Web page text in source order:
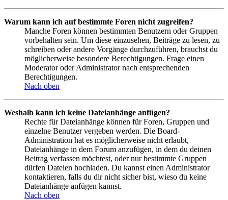
Warum kann ich auf bestimmte Foren nicht zugreifen?
Manche Foren können bestimmten Benutzern oder Gruppen
vorbehalten sein. Um diese einzusehen, Beiträge zu lesen, zu
schreiben oder andere Vorgänge durchzuführen, brauchst du
möglicherweise besondere Berechtigungen. Frage einen
Moderator oder Administrator nach entsprechenden
Berechtigungen.
Nach oben
Weshalb kann ich keine Dateianhänge anfügen?
Rechte für Dateianhänge können für Foren, Gruppen und
einzelne Benutzer vergeben werden. Die Board-
Administration hat es möglicherweise nicht erlaubt,
Dateianhänge in dem Forum anzufügen, in dem du deinen
Beitrag verfassen möchtest, oder nur bestimmte Gruppen
dürfen Dateien hochladen. Du kannst einen Administrator
kontaktieren, falls du dir nicht sicher bist, wieso du keine
Dateianhänge anfügen kannst.
Nach oben